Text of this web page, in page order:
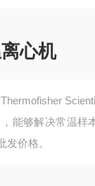
心机
能够解决常温样
价格。